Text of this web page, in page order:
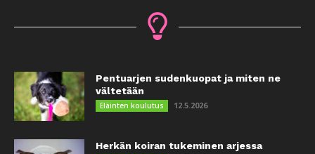
Pentuarjen sudenkuopat ja miten ne
vältetään
Eläinten koulutus 12.5.2026
Herkän koiran tukeminen arjessa